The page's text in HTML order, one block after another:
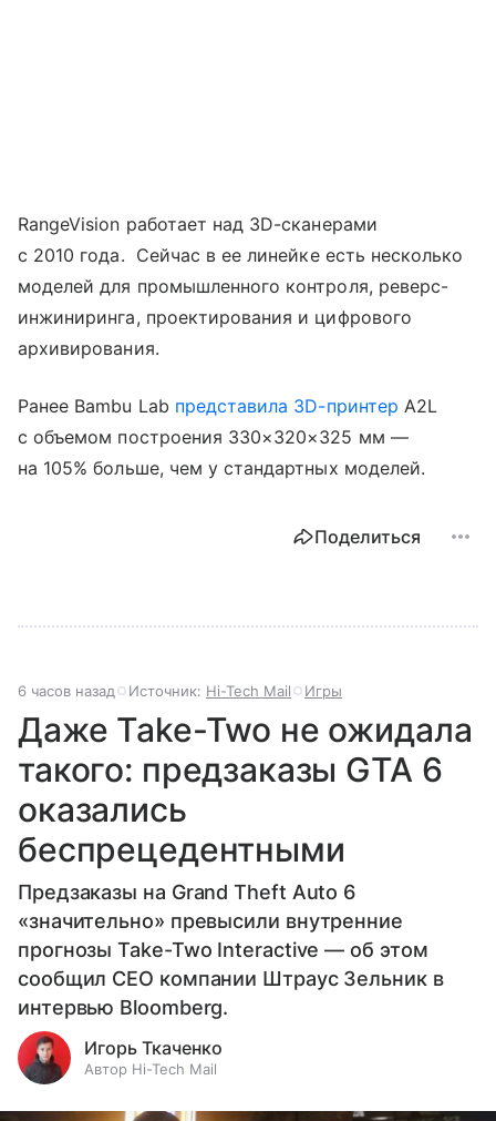
RangeVision работает над 3D-сканерами
с 2010 года. Сейчас в ее линейке есть несколько
моделей для промышленного контроля, реверс-
инжиниринга, проектирования и цифрового
архивирования.
Ранее Bambu Lab представила 3D-принтер A2L
с объемом построения 330×320×325 мм —
на 105% больше, чем у стандартных моделей.
Поделиться
6 часов назад Источник: Hi-Tech Mail Игры
Даже Take-Two не ожидала
такого: предзаказы GTA 6
оказались
беспрецедентными
Предзаказы на Grand Theft Auto 6
«значительно» превысили внутренние
прогнозы Take-Two Interactive — об этом
сообщил CEO компании Штраус Зельник в
интервью Bloomberg.
Игорь Ткаченко
Автор Hi-Tech Mail